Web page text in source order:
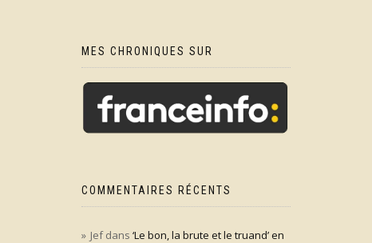
MES CHRONIQUES SUR
COMMENTAIRES RÉCENTS
Jefdans ‘Le bon, la brute et le truand’ en